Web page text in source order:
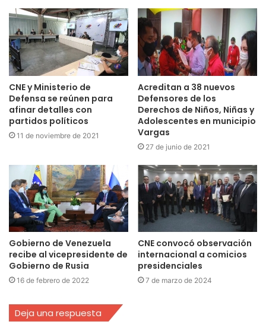
CNE y Ministerio de
Defensa se reúnen para
afinar detalles con
partidos políticos
11 de noviembre de 2021
Acreditan a 38 nuevos
Defensores de los
Derechos de Niños, Niñas y
Adolescentes en municipio
Vargas
27 de junio de 2021
Gobierno de Venezuela
recibe al vicepresidente de
Gobierno de Rusia
16 de febrero de 2022
CNE convocó observación
internacional a comicios
presidenciales
7 de marzo de 2024
Deja una respuesta